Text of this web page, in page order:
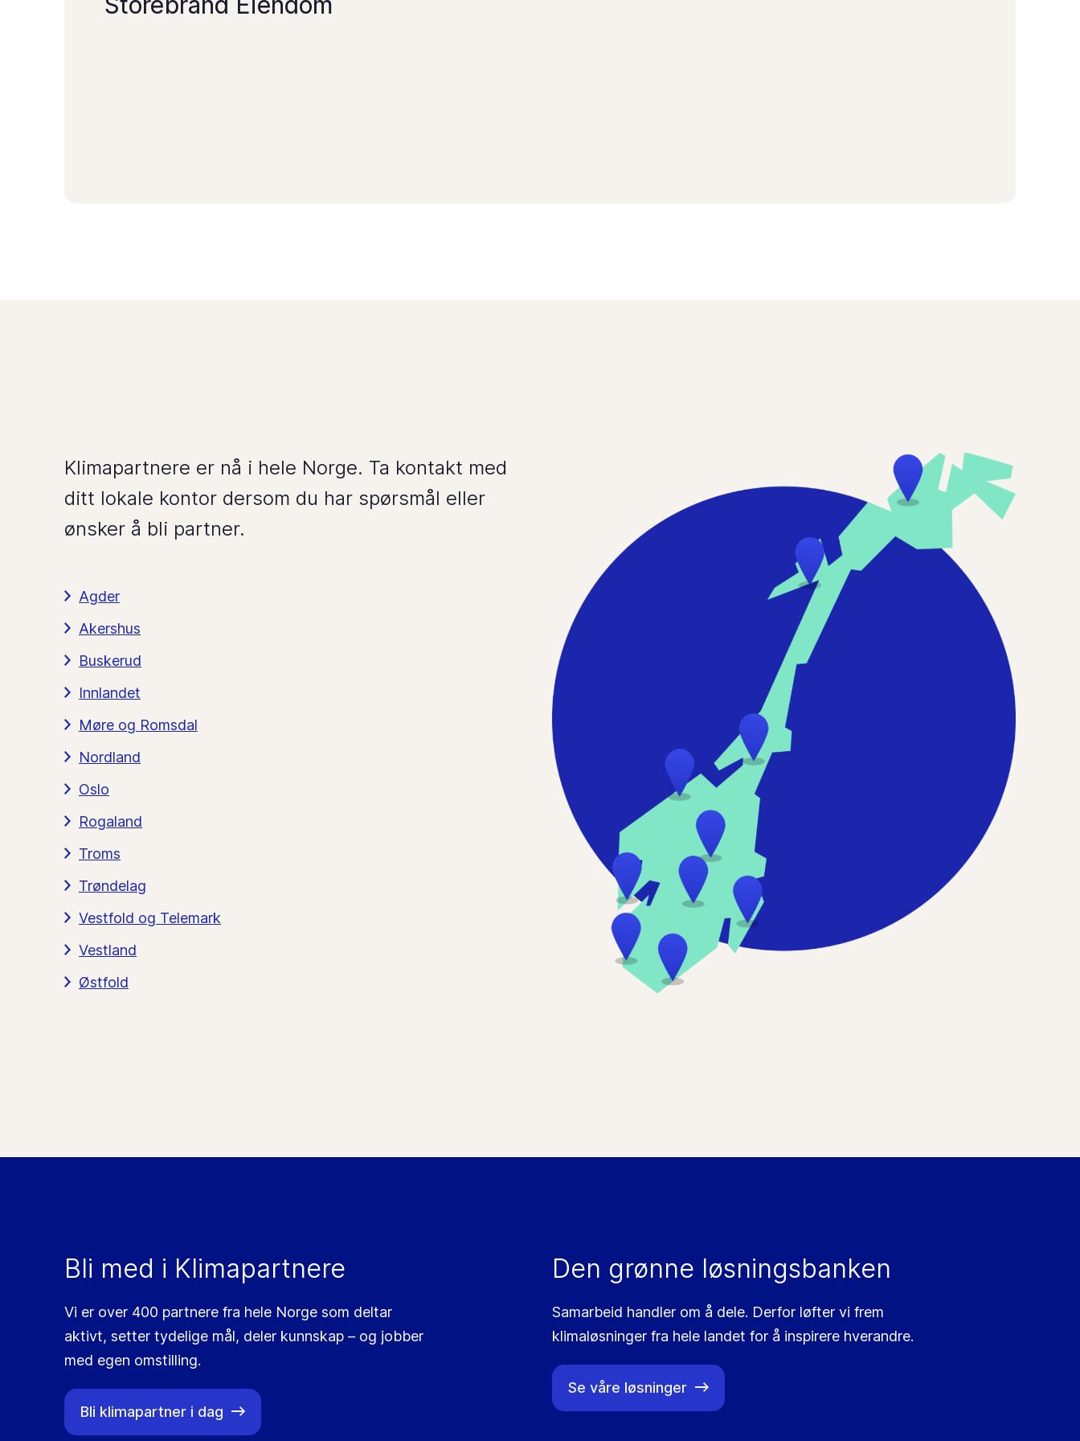
Klimapartnere er nå i hele Norge. Ta kontakt med
ditt lokale kontor dersom du har spørsmål eller
ønsker å bli partner.
Agder
Akershus
Buskerud
Innlandet
Møre og Romsdal
Nordland
Oslo
Rogaland
Troms
Trøndelag
Vestfold og Telemark
Vestland
Østfold
Bli med i Klimapartnere
Vi er over 400 partnere fra hele Norge som deltar
aktivt, setter tydelige mål, deler kunnskap ­– og jobber
med egen omstilling.
Bli klimapartner i dag
Den grønne løsningsbanken
Samarbeid handler om å dele. Derfor løfter vi frem
klimaløsninger fra hele landet for å inspirere hverandre.
Se våre løsninger